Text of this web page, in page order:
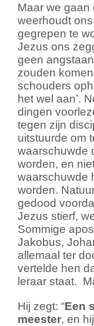
Maar we gaan
weerhoudt
gegrepen te
Jezus ons
geen
zouden
schouders
het wel aan’.
dingen
tegen zijn
uitstuurde om
waarschuwde
worden, en
waarschuwde
worden.
gedood
Jezus stierf,
Sommige
Jakobus,
allemaal ter
vertelde hen
leraar staat.
Hij zegt: “Een
meester, en